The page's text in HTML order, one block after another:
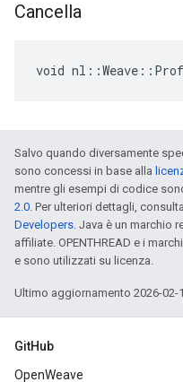
Cancella
void
Salvo quando diversamente
sono concessi in base alla
mentre gli esempi di codice
2.0. Per ulteriori dettagli,
Developers. Java è un marchio
affiliate. OPENTHREAD e i
e sono utilizzati su licenza.
Ultimo aggiornamento 2026-02-
GitHub
OpenWeave